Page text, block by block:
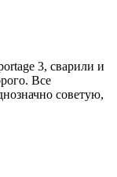
3, сварили и
Все
советую,